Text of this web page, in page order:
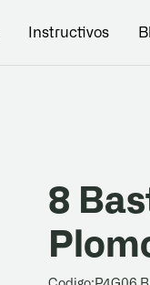
Instructivos
8